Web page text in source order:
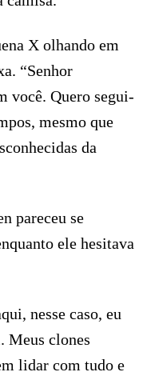
X olhando em
“Senhor
você. Quero segui-
mesmo que
da
pareceu se
ele hesitava
nesse caso, eu
Meus clones
lidar com tudo e